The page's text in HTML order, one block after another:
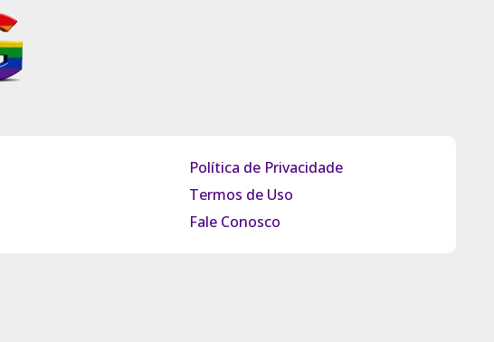
Política de Privacidade
Termos de Uso
Fale Conosco